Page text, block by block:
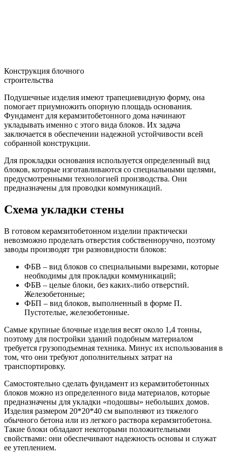
Конструкция блочного
строительства
Подушечные изделия имеют трапециевидную форму, она
помогает приумножить опорную площадь основания.
Фундамент для керамзитобетонного дома начинают
укладывать именно с этого вида блоков. Их задача
заключается в обеспечении надежной устойчивости всей
собранной конструкции.
Для прокладки основания используется определенный вид
блоков, которые изготавливаются со специальными щелями,
предусмотренными технологией производства. Они
предназначены для проводки коммуникаций.
Схема укладки стены
В готовом керамзитобетонном изделии практически
невозможно проделать отверстия собственноручно, поэтому
заводы производят три разновидности блоков:
ФБВ – вид блоков со специальными вырезами, которые
необходимы для прокладки коммуникаций;
ФБВ – целые блоки, без каких-либо отверстий.
Железобетонные;
ФБП – вид блоков, выполненный в форме П.
Пустотелые, железобетонные.
Самые крупные блочные изделия весят около 1,4 тонны,
поэтому для постройки зданий подобным материалом
требуется грузоподъемная техника. Минус их использования в
том, что они требуют дополнительных затрат на
транспортировку.
Самостоятельно сделать фундамент из керамзитобетонных
блоков можно из определенного вида материалов, которые
предназначены для укладки «подошвы» небольших домов.
Изделия размером 20*20*40 см выполняют из тяжелого
обычного бетона или из легкого раствора керамзитобетона.
Такие блоки обладают некоторыми положительными
свойствами: они обеспечивают надежность основы и служат
ее утеплением.